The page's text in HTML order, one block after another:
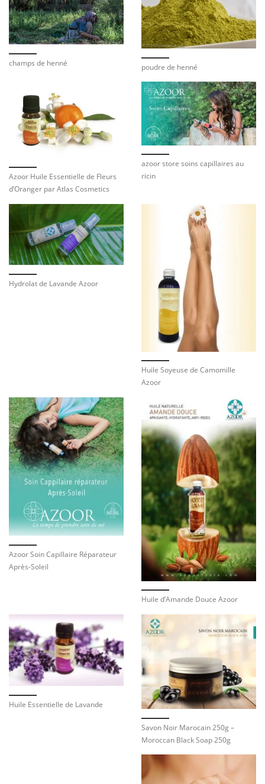
champs de henné poudre de henné
Azoor Huile Essentielle de Fleurs
d’Oranger par Atlas Cosmetics
azoor store soins capillaires au
ricin
Hydrolat de Lavande Azoor
Huile Soyeuse de Camomille
Azoor
Azoor Soin Capillaire Réparateur
Après-Soleil
Huile d’Amande Douce Azoor
Huile Essentielle de Lavande
Savon Noir Marocain 250g –
Moroccan Black Soap 250g